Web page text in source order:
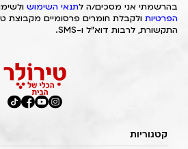
בהרשמתי אני מסכים/ה לתנאי השימוש
הפרטיות ולקבלת חומרים פרסומיים מקבוצת
התקשורת, לרבות דוא"ל ו-SMS.
קטגוריות